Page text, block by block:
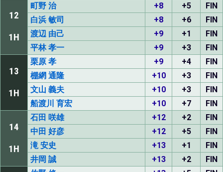
12
1H
町野 治 +8 +5
FIN
白浜 敏司
+8 +6
FIN
渡辺 由己
+9 +1
FIN
平林 孝一
+9 +3 FIN
13
1H
栗原 孝 +9 +4
FIN
棚網 通隆
+10 +3
FIN
文山 義夫
+10 +3
FIN
船渡川 育宏
+10 +7 FIN
14
1H
石田 咲雄 +12 +2
FIN
中田 好彦
+12 +5
FIN
滝 安史
+13 +1
FIN
井岡 誠
+13 +2 FIN